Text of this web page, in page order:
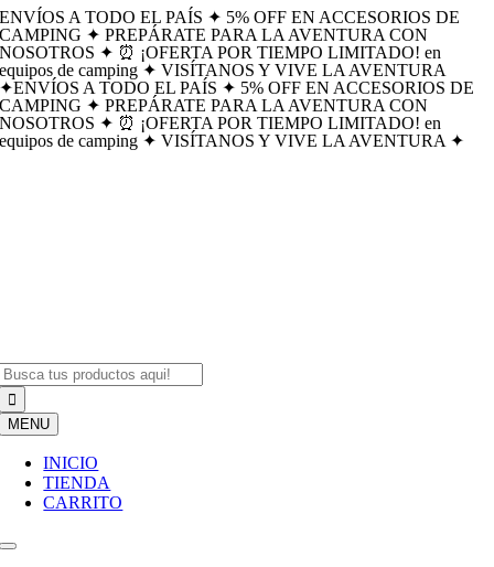
Skip
to
content
ENVÍOS A TODO EL PAÍS ✦ 5% OFF EN ACCESORIOS DE
CAMPING ✦ PREPÁRATE PARA LA AVENTURA CON
NOSOTROS ✦ ⏰ ¡OFERTA POR TIEMPO LIMITADO! en
equipos de camping ✦ VISÍTANOS Y VIVE LA AVENTURA
✦ENVÍOS A TODO EL PAÍS ✦ 5% OFF EN ACCESORIOS DE
CAMPING ✦ PREPÁRATE PARA LA AVENTURA CON
NOSOTROS ✦ ⏰ ¡OFERTA POR TIEMPO LIMITADO! en
equipos de camping ✦ VISÍTANOS Y VIVE LA AVENTURA ✦
MENU
INICIO
TIENDA
CARRITO